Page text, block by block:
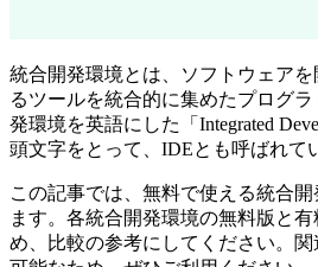
統合開発環境とは、ソフトウェア
るツールを統合的に集めたプログ
発環境を英語にした「Integrated
頭文字をとって、IDEとも呼ばれて
この記事では、無料で使える統合
ます。各統合開発環境の無料版と
め、比較の参考にしてください。